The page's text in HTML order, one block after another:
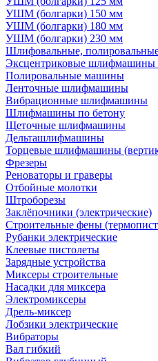
УШМ (болгарки) 150 мм
УШМ (болгарки) 180 мм
УШМ (болгарки) 230 мм
Шлифовальные,
Эксцентриковые шлифмашины
Полировальные машины
Ленточные шлифмашины
Вибрационные шлифмашины
Шлифмашины по бетону
Щеточные шлифмашины
Дельташлифмашины
Торцевые шлифмашины
Фрезеры
Реноваторы и граверы
Отбойные молотки
Штроборезы
Заклёпочники (электрические)
Строительные фены
Рубанки электрические
Клеевые пистолеты
Зарядные устройства
Миксеры строительные
Насадки для миксера
Электромиксеры
Дрель-миксер
Лобзики электрические
Вибраторы
Вал гибкий